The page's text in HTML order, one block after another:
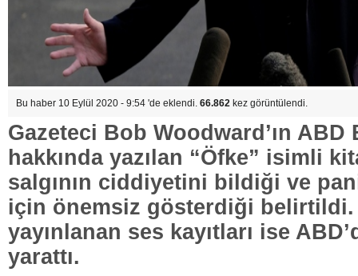
Bu haber 10 Eylül 2020 - 9:54 'de eklendi. 66.862 kez görüntülendi.
Gazeteci Bob Woodward’ın ABD
hakkında yazılan “Öfke” isimli
salgının ciddiyetini bildiği ve
için önemsiz gösterdiği
yayınlanan ses kayıtları ise
yarattı.